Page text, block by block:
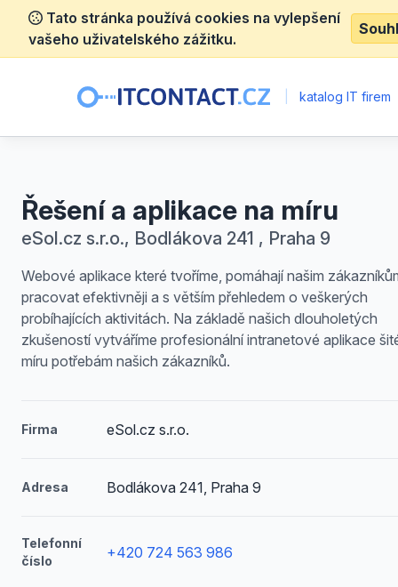
Tato stránka používá cookies na vylepšení
vašeho uživatelského zážitku.
katalog IT firem
Řešení a aplikace na míru
eSol.cz s.r.o., Bodlákova 241 , Praha 9
Webové aplikace které tvoříme, pomáhají našim
pracovat efektivněji a s větším přehledem o veškerých
probíhajících aktivitách. Na základě našich dlouholetých
zkušeností vytváříme profesionální intranetové aplikace
míru potřebám našich zákazníků.
Firma eSol.cz s.r.o.
Adresa Bodlákova 241, Praha 9
Telefonní
číslo
+420 724 563 986